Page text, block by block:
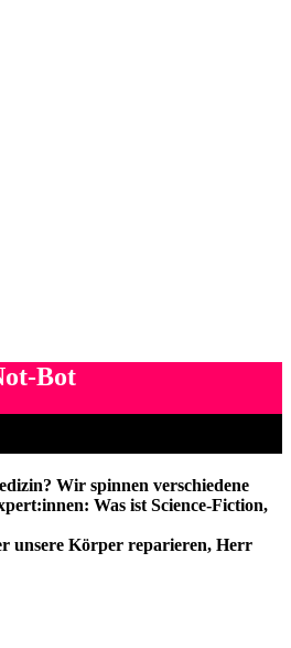
Bot
Wir spinnen verschiedene
Was ist Science-Fiction,
unsere Körper reparieren, Herr